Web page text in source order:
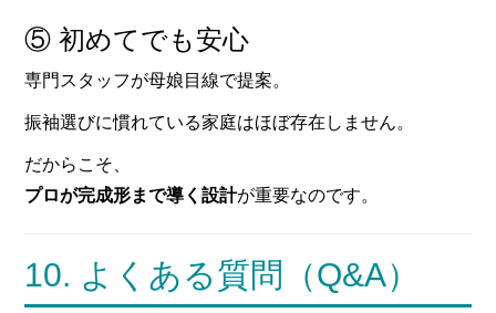
⑤ 初めてでも安心
専門スタッフが母娘目線で提案。
振袖選びに慣れている家庭はほぼ存在しません。
だからこそ、
プロが完成形まで導く設計が重要なのです。
10. よくある質問（Q&A）